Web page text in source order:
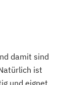
damit sind
ist
und eignet